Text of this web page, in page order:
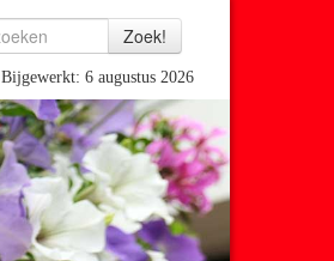
Bijgewerkt: 6 augustus 2026